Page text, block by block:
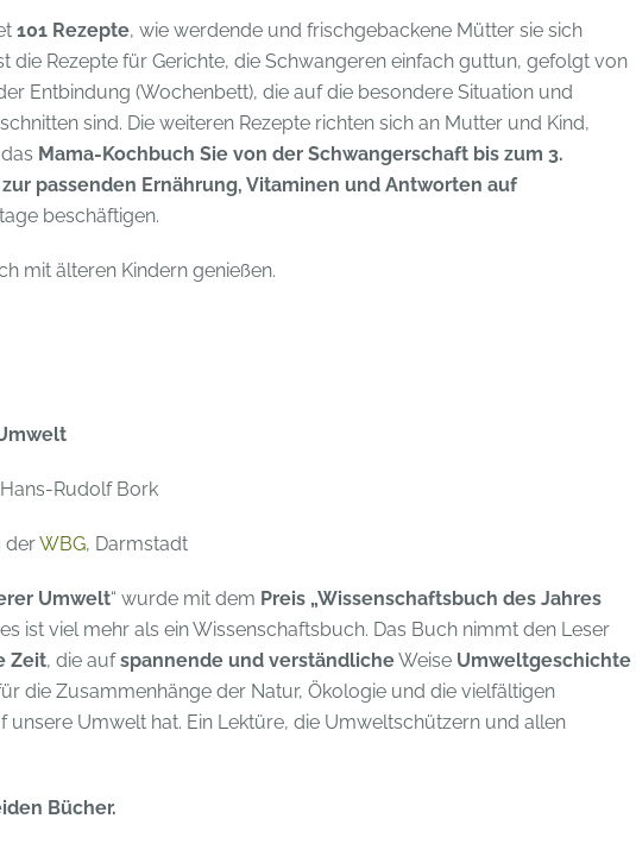
101 Rezepte, wie werdende und frischgebackene Mütter sie sich
die Rezepte für Gerichte, die Schwangeren einfach guttun, gefolgt von
Entbindung (Wochenbett), die auf die besondere Situation und
sind. Die weiteren Rezepte richten sich an Mutter und Kind,
Mama-Kochbuch Sie von der Schwangerschaft bis zum 3.
passenden Ernährung, Vitaminen und Antworten auf
beschäftigen.
mit älteren Kindern genießen.
Rudolf Bork
derWBG, Darmstadt
Umwelt“ wurde mit dem Preis „Wissenschaftsbuch des Jahres
ist viel mehr als ein Wissenschaftsbuch. Das Buch nimmt den Leser
Zeit, die aufspannende und verständlicheWeise Umweltgeschichte
die Zusammenhänge der Natur, Ökologie und die vielfältigen
Umwelt hat. Ein Lektüre, die Umweltschützern und allen
Bücher.